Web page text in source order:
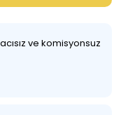
ve komisyonsuz